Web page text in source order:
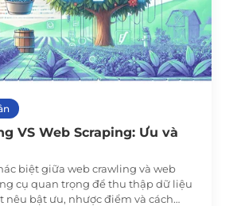
VS Web Scraping: Ưu và
biệt giữa web crawling và web
cụ quan trọng để thu thập dữ liệu
nêu bật ưu, nhược điểm và cách